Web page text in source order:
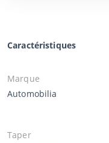
Caractéristiques
Marque
Automobilia
Taper